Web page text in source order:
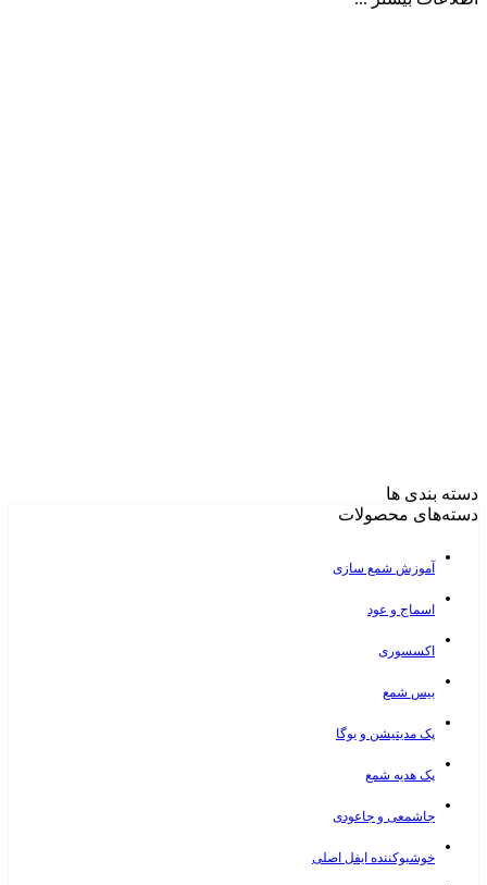
دسته بندی ها
دسته‌های محصولات
آموزش شمع سازی
اسماج و عود
اکسسوری
بیس شمع
پک مدیتیشن و یوگا
پک هدیه شمع
جاشمعی و جاعودی
خوشبوکننده ایفل اصلی